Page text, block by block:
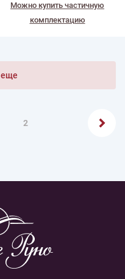
Можно купить частичную
комплектацию
еще
2